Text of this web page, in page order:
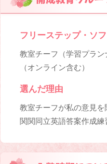
フリーステップ・ソ
教室チーフ（学習プラ
（オンライン含む）
選んだ理由
教室チーフが私の意見
関関同立英語答案作成練